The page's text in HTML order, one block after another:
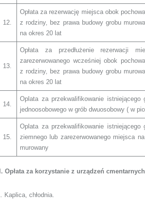
12.
Opłata za rezerwację miejsca obok
z rodziny, bez prawa budowy grobu
na okres 20 lat
13.
Opłata za przedłużenie rezerwacji
zarezerwowanego wcześniej obok
z rodziny, bez prawa budowy grobu
na okres 20 lat
14.
Oplata za przekwalifikowanie istniejącego
jednoosobowego w grób dwuosobowy ( w
15.
Oplata za przekwalifikowanie istniejącego
ziemnego lub zarezerwowanego miejsca
murowany
Opłata za korzystanie z urządzeń cmentarnych
Kaplica, chłodnia.